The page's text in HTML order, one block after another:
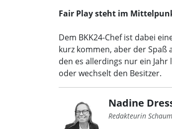
Fair Play steht im
Dem BKK24-Chef ist dabei
kurz kommen, aber der
den es allerdings nur ein
oder wechselt den Besitzer.
Nadine
Redakteurin